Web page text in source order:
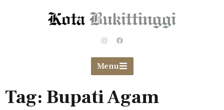
Menu
Tag: Bupati Agam